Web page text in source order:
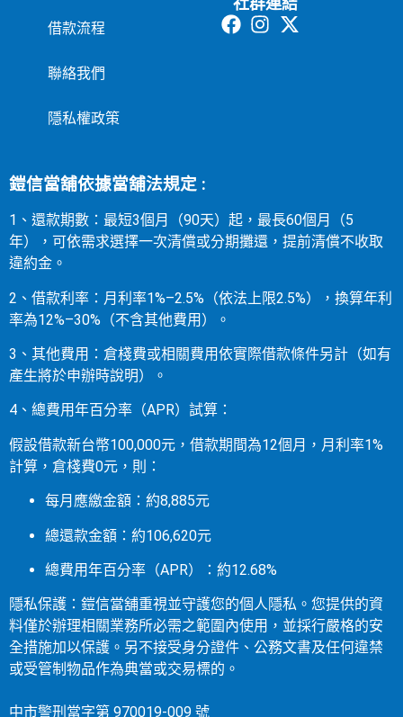
借款流程
聯絡我們
隱私權政策
鎧信當舖依據當舖法規定 :
1、還款期數：最短3個月（90天）起，最長60個月（5
年），可依需求選擇一次清償或分期攤還，提前清償不收取
違約金。
2、借款利率：月利率1%–2.5%（依法上限2.5%），換算年利
率為12%–30%（不含其他費用）。
3、其他費用：倉棧費或相關費用依實際借款條件另計（如有
產生將於申辦時說明）。
4、總費用年百分率（APR）試算：
假設借款新台幣100,000元，借款期間為12個月，月利率1%
計算，倉棧費0元，則：
每月應繳金額：約8,885元
總還款金額：約106,620元
總費用年百分率（APR）：約12.68%
隱私保護：鎧信當舖重視並守護您的個人隱私。您提供的資
料僅於辦理相關業務所必需之範圍內使用，並採行嚴格的安
全措施加以保護。另不接受身分證件、公務文書及任何違禁
或受管制物品作為典當或交易標的。
中市警刑當字第 970019-009 號